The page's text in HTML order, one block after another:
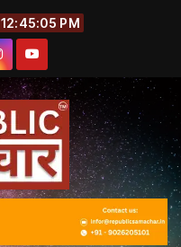
12:45:05 PM